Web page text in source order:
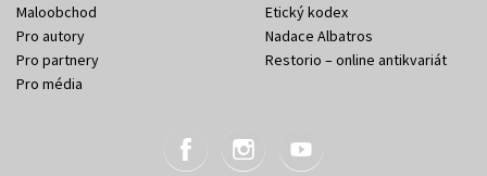
Maloobchod
Pro autory
Pro partnery
Pro média
Etický kodex
Nadace Albatros
Restorio – online antikvariát